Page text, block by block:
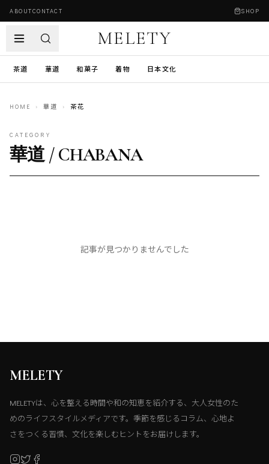
ABOUTCONTACT SHOP
MELETY
茶道 華道 和菓子 着物 日本文化
HOME › 華道 › 茶花
CATEGORY
華道 / CHABANA
記事が見つかりませんでした
MELETY
MELETYは、心を整える時間や和の知恵を紹介する、大人女性のた
めのライフスタイルメディアです。季節を感じるコラム、心地よ
さをつくる習慣、文化を楽しむヒントをお届けします。